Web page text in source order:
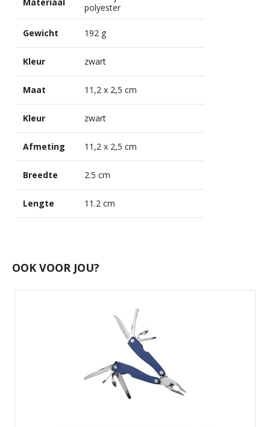
polyester
Gewicht 192 g
Kleur zwart
Maat 11,2 x 2,5 cm
Kleur zwart
Afmeting 11,2 x 2,5 cm
Breedte 2.5 cm
Lengte 11.2 cm
OOK VOOR JOU?